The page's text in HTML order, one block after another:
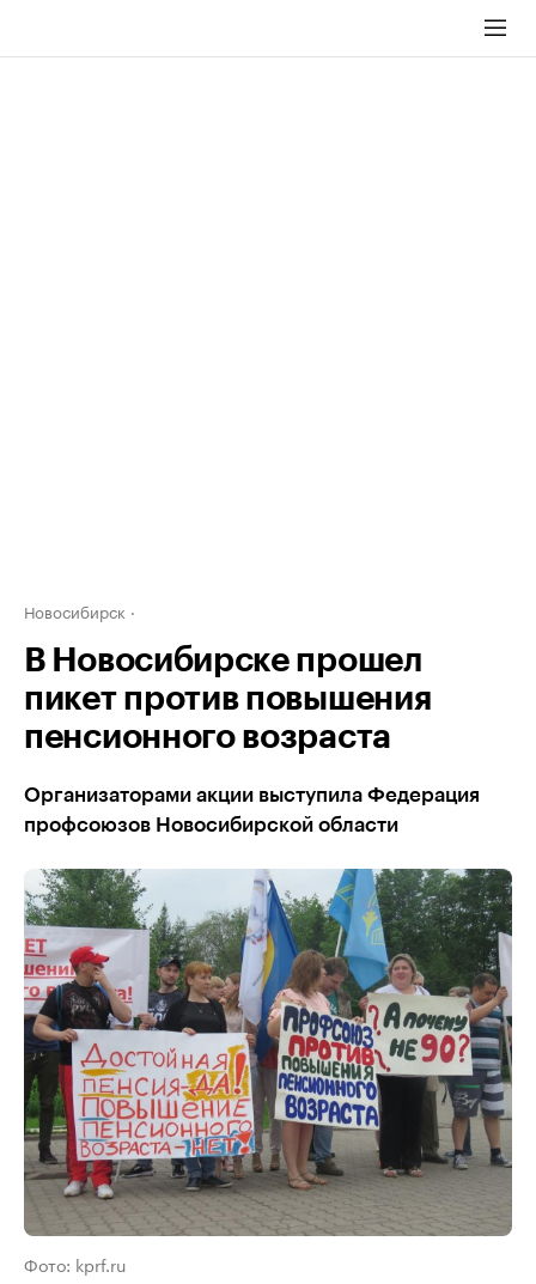
Новосибирск
В Новосибирске прошел
пикет против повышения
пенсионного возраста
Организаторами акции выступила Федерация
профсоюзов Новосибирской области
Фото: kprf.ru